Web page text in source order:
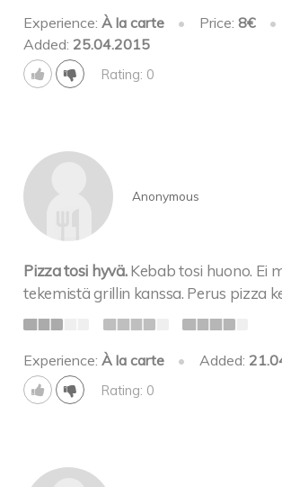
Experience:À la carte • Price: 8€
•
Added: 25.04.2015
Rating: 0
Anonymous
Pizza tosi hyvä. Kebab tosi huono. Ei
tekemistä grillin kanssa. Perus pizza
Experience:À la carte • Added:
Rating: 0